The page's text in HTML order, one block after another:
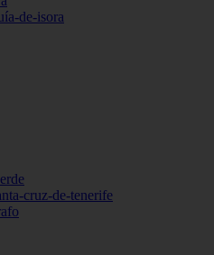
de-isora
cruz-de-tenerife